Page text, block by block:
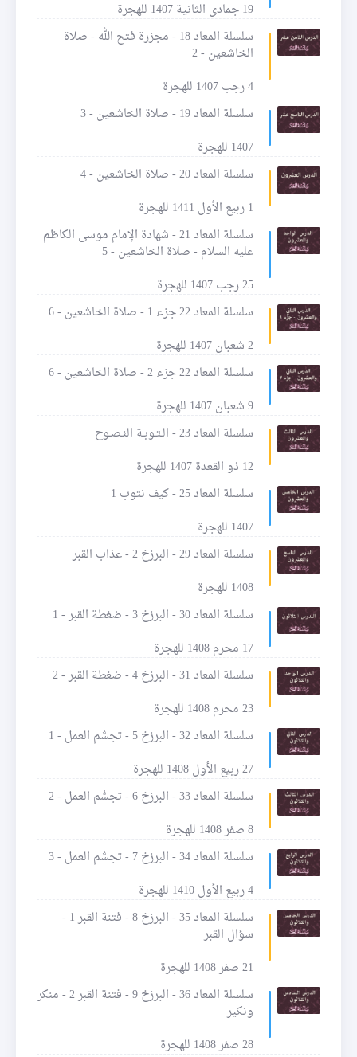
19 جمادى الثانية 1407 للهجرة
سلسلة المعاد 18 - مجزرة فتح الله - صلاة
الخاشعين - 2
4 رجب 1407 للهجرة
سلسلة المعاد 19 - صلاة الخاشعين - 3
1407 للهجرة
سلسلة المعاد 20 - صلاة الخاشعين - 4
1 ربيع الأول 1411 للهجرة
سلسلة المعاد 21 - شهادة الإمام موسى الكاظم
عليه السلام - صلاة الخاشعين - 5
25 رجب 1407 للهجرة
سلسلة المعاد 22 جزء 1 - صلاة الخاشعين - 6
2 شعبان 1407 للهجرة
سلسلة المعاد 22 جزء 2 - صلاة الخاشعين - 6
9 شعبان 1407 للهجرة
سلسلة المعاد 23 - الـتـوبـة النـصـوح
12 ذو القعدة 1407 للهجرة
سلسلة المعاد 25 - كيف نتوب 1
1407 للهجرة
سلسلة المعاد 29 - البرزخ 2 - عذاب القبر
1408 للهجرة
سلسلة المعاد 30 - البرزخ 3 - ضغطة القبر - 1
17 محرم 1408 للهجرة
سلسلة المعاد 31 - البرزخ 4 - ضغطة القبر - 2
23 محرم 1408 للهجرة
سلسلة المعاد 32 - البرزخ 5 - تجسُّم العمل - 1
27 ربيع الأول 1408 للهجرة
سلسلة المعاد 33 - البرزخ 6 - تجسُّم العمل - 2
8 صفر 1408 للهجرة
سلسلة المعاد 34 - البرزخ 7 - تجسُّم العمل - 3
4 ربيع الأول 1410 للهجرة
سلسلة المعاد 35 - البرزخ 8 - فتنة القبر 1 -
سؤال القبر
21 صفر 1408 للهجرة
سلسلة المعاد 36 - البرزخ 9 - فتنة القبر 2 - منكر
ونكير
28 صفر 1408 للهجرة